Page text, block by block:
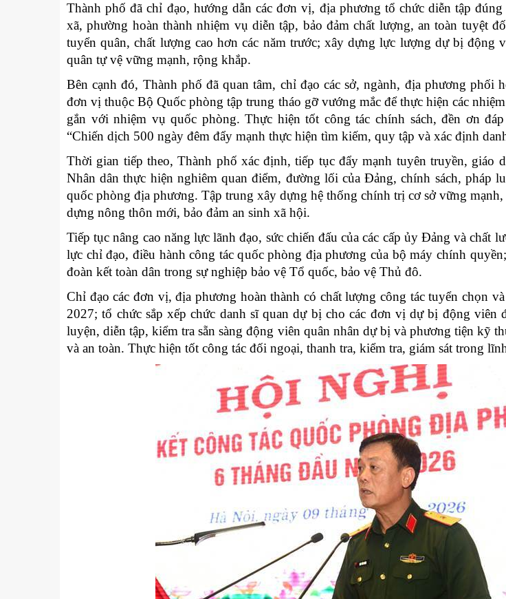
Thành phố đã chỉ đạo, hướng dẫn các đơn vị, địa phương tổ chức diễn tập
xã, phường hoàn thành nhiệm vụ diễn tập, bảo đảm chất lượng, an toàn tuyệt
tuyển quân, chất lượng cao hơn các năm trước; xây dựng lực lượng dự bị động
quân tự vệ vững mạnh, rộng khắp.
Bên cạnh đó, Thành phố đã quan tâm, chỉ đạo các sở, ngành, địa phương phối
đơn vị thuộc Bộ Quốc phòng tập trung tháo gỡ vướng mắc để thực hiện các
gắn với nhiệm vụ quốc phòng. Thực hiện tốt công tác chính sách, đền ơn
“Chiến dịch 500 ngày đêm đẩy mạnh thực hiện tìm kiếm, quy tập và xác định
Thời gian tiếp theo, Thành phố xác định, tiếp tục đẩy mạnh tuyên truyền, giáo
Nhân dân thực hiện nghiêm quan điểm, đường lối của Đảng, chính sách, pháp
quốc phòng địa phương. Tập trung xây dựng hệ thống chính trị cơ sở vững
dựng nông thôn mới, bảo đảm an sinh xã hội.
Tiếp tục nâng cao năng lực lãnh đạo, sức chiến đấu của các cấp ủy Đảng và chất
lực chỉ đạo, điều hành công tác quốc phòng địa phương của bộ máy chính
đoàn kết toàn dân trong sự nghiệp bảo vệ Tổ quốc, bảo vệ Thủ đô.
Chỉ đạo các đơn vị, địa phương hoàn thành có chất lượng công tác tuyển chọn
2027; tổ chức sắp xếp chức danh sĩ quan dự bị cho các đơn vị dự bị động viên
luyện, diễn tập, kiểm tra sẵn sàng động viên quân nhân dự bị và phương tiện kỹ
và an toàn. Thực hiện tốt công tác đối ngoại, thanh tra, kiểm tra, giám sát trong